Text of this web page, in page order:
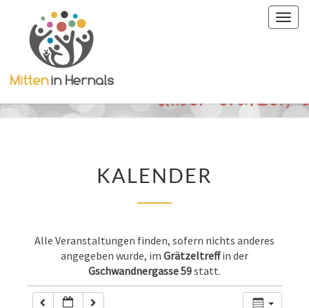
KALENDER
Alle Veranstaltungen finden, sofern nichts anderes
angegeben wurde, im Grätzeltreffin der
Gschwandnergasse 59statt.
0:00
1:00
2:00